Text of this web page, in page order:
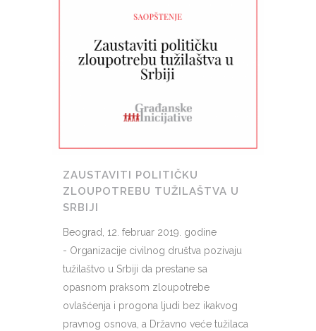
ZAUSTAVITI POLITIČKU
ZLOUPOTREBU TUŽILAŠTVA U
SRBIJI
Beograd, 12. februar 2019. godine
- Organizacije civilnog društva pozivaju
tužilaštvo u Srbiji da prestane sa
opasnom praksom zloupotrebe
ovlašćenja i progona ljudi bez ikakvog
pravnog osnova, a Državno veće tužilaca